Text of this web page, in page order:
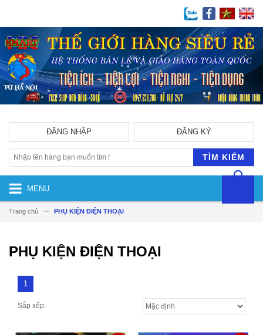
ĐĂNG KÝ
ĐĂNG NHẬP
TÌM KIẾM
MENU
Trang chủ PHỤ KIỆN ĐIỆN THOẠI
PHỤ KIỆN ĐIỆN THOẠI
Sắp xếp:
1